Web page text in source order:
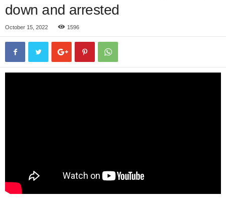
down and arrested
October 15, 2022 1596